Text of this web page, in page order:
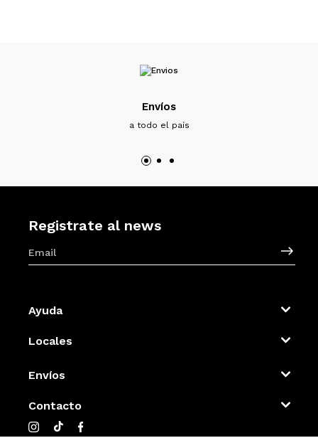
Envíos
a todo el país
Registrate al news
Ayuda
Locales
Envíos
Contacto